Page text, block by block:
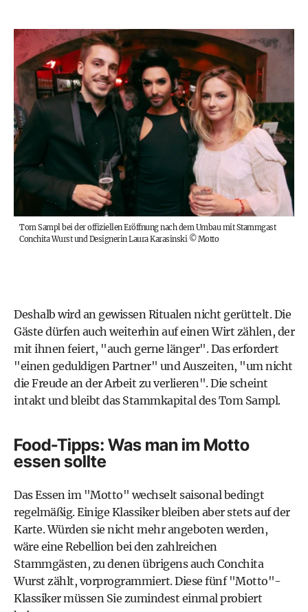
Tom Sampl bei der offiziellen Eröffnung nach dem Umbau mit Stammgast
Conchita Wurst und Designerin Laura Karasinski ©Motto
Deshalb wird an gewissen Ritualen nicht gerüttelt. Die
Gäste dürfen auch weiterhin auf einen Wirt zählen, der
mit ihnen feiert, "auch gerne länger". Das erfordert
"einen geduldigen Partner" und Auszeiten, "um nicht
die Freude an der Arbeit zu verlieren". Die scheint
intakt und bleibt das Stammkapital des Tom Sampl.
Food-Tipps: Was man im Motto
essen sollte
Das Essen im "Motto" wechselt saisonal bedingt
regelmäßig. Einige Klassiker bleiben aber stets auf der
Karte. Würden sie nicht mehr angeboten werden,
wäre eine Rebellion bei den zahlreichen
Stammgästen, zu denen übrigens auch Conchita
Wurst zählt, vorprogrammiert. Diese fünf "Motto"-
Klassiker müssen Sie zumindest einmal probiert